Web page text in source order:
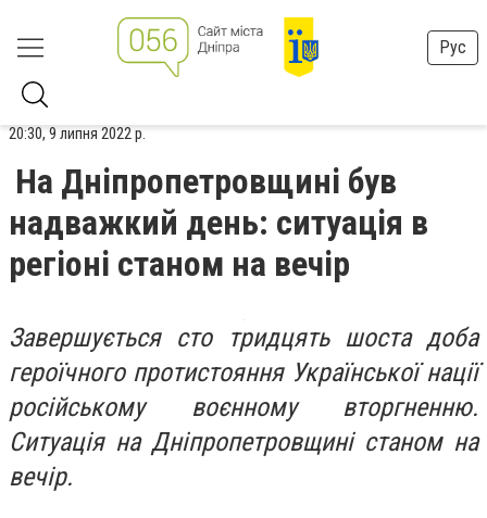
Рус
20:30, 9 липня 2022 р.
На Дніпропетровщині був
надважкий день: ситуація в
регіоні станом на вечір
Завершується сто тридцять шоста доба
героїчного протистояння Української нації
російському воєнному вторгненню.
Ситуація на Дніпропетровщині станом на
вечір.